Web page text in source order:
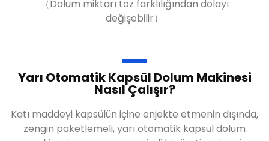
（Dolum miktarı toz farklılığından dolayı
değişebilir）
Yarı Otomatik Kapsül Dolum Makinesi
Nasıl Çalışır?
Katı maddeyi kapsülün içine enjekte etmenin dışında,
zengin paketlemeli, yarı otomatik kapsül dolum